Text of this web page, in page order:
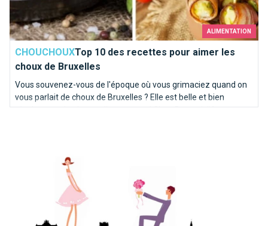
ALIMENTATION
CHOUCHOUXTop 10 des recettes pour aimer les
choux de Bruxelles
Vous souvenez-vous de l'époque où vous grimaciez quand on
vous parlait de choux de Bruxelles ? Elle est belle et bien
révolue pour la plupart d'entre vous ! Chez Brusselslife, ces